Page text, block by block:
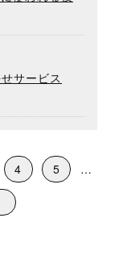
サービス
4 5 …